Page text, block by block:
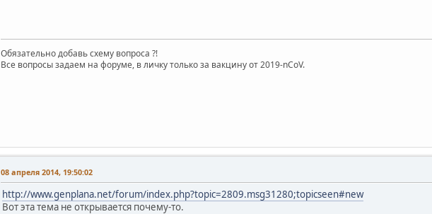
Обязательно добавь схему вопроса ?!
Все вопросы задаем на форуме, в личку только за вакцину от 2019-nCoV.
08 апреля 2014, 19:50:02
http://www.genplana.net/forum/index.php?topic=2809.msg31280;topicseen#new
Вот эта тема не открывается почему-то.